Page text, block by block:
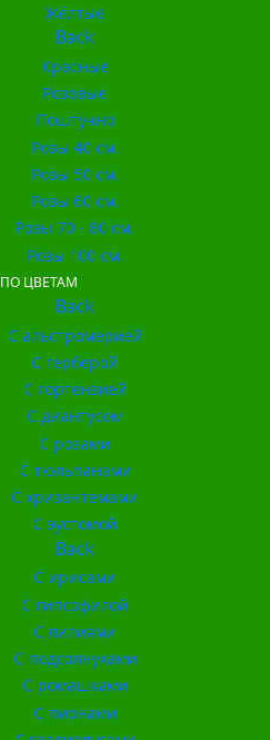
Жёлтые
Back
Красные
Розовые
Поштучно
Розы 40 см.
Розы 50 см.
Розы 60 см.
Розы 70 - 80 см.
Розы 100 см.
ПО ЦВЕТАМ
Back
С альстромерией
С герберой
С гортензией
С диантусом
С розами
С тюльпанами
С хризантемами
С эустомой
Back
С ирисами
С гипсофилой
С лилиями
С подсолнухами
С ромашками
С пионами